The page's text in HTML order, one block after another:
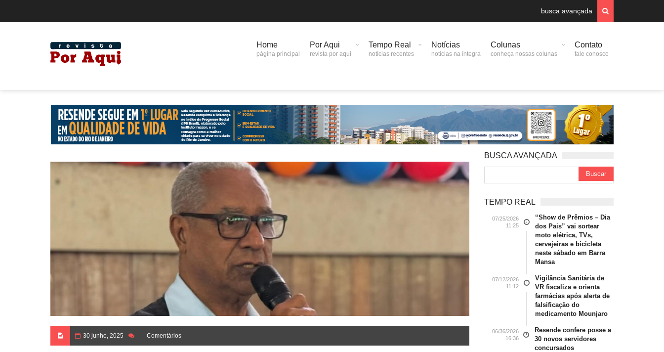
busca avançada
Home
página principal
Por Aqui
revista por aqui
Tempo Real
notícias recentes
Notícias
notícias na íntegra
Colunas
conheça nossas colunas
Contato
fale conosco
30 junho, 2025 Comentários
BUSCA AVANÇADA
TEMPO REAL
07/25/2026
11:25
“Show de Prêmios – Dia
dos Pais” vai sortear
moto elétrica, TVs,
cervejeiras e bicicleta
neste sábado em Barra
Mansa
07/12/2026
11:12
Vigilância Sanitária de
VR fiscaliza e orienta
farmácias após alerta de
falsificação do
medicamento Mounjaro
06/36/2026
16:36
Resende confere posse a
30 novos servidores
concursados